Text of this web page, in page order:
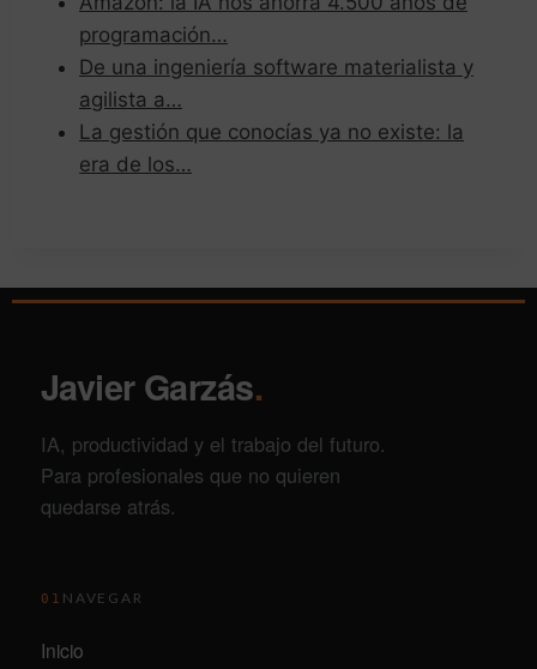
programación…
De una ingeniería software materialista y
agilista a…
La gestión que conocías ya no existe: la
era de los…
Javier Garzás.
IA, productividad y el trabajo del futuro.
Para profesionales que no quieren
quedarse atrás.
01 NAVEGAR
Inicio